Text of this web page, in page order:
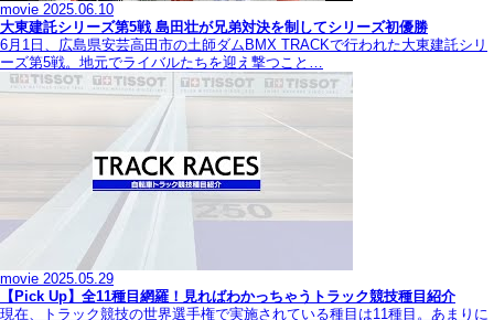
movie 2025.06.10
大東建託シリーズ第5戦 島田壮が兄弟対決を制してシリーズ初優勝
6月1日、広島県安芸高田市の土師ダムBMX TRACKで行われた大東建託シリ
ーズ第5戦。地元でライバルたちを迎え撃つこと…
movie 2025.05.29
【Pick Up】全11種目網羅！見ればわかっちゃうトラック競技種目紹介
現在、トラック競技の世界選手権で実施されている種目は11種目。あまりに